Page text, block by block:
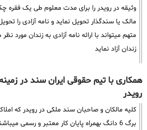
وثیقه در رویدر را برای مدت معلوم طی یک
مالک یا سندگذار تحویل نماید و نامه آزادی را
متهم میتواند با ارائه نامه آزادی به زندان مورد نظر
زندان آزاد نماید
همکاری با تیم حقوقی ایران سند در
رویدر
کلیه مالکان و صاحبان سند ملکی در رویدر که
برگ 6 دانگ بهمراه پایان کار معتبر و رسمی